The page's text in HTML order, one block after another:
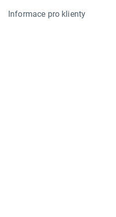
Informace pro klienty